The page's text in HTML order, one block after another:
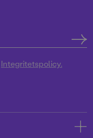
Integritetspolicy.